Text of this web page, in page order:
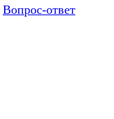
Вопрос-ответ